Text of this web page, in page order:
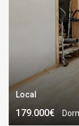
Local
179.000€